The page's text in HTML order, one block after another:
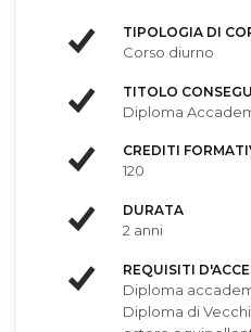
TIPOLOGIA DI
Corso diurno
TITOLO
Diploma
CREDITI
120
DURATA
2 anni
REQUISITI
Diploma
Diploma di